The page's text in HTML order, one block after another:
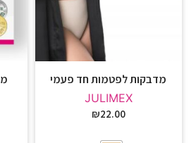
מדבקות לפטמות חד פעמי
JULIMEX
₪22.00